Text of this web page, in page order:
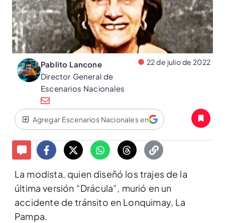
Pablito Lancone
Director General de
Escenarios Nacionales
22 de julio de 2022
Agregar Escenarios Nacionales en
La modista, quien diseñó los trajes de la
última versión “Drácula”, murió en un
accidente de tránsito en Lonquimay, La
Pampa.